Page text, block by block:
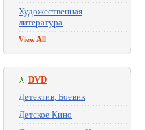
Художественная
литература
View All
DVD
Детектив, Боевик
Детское Кино